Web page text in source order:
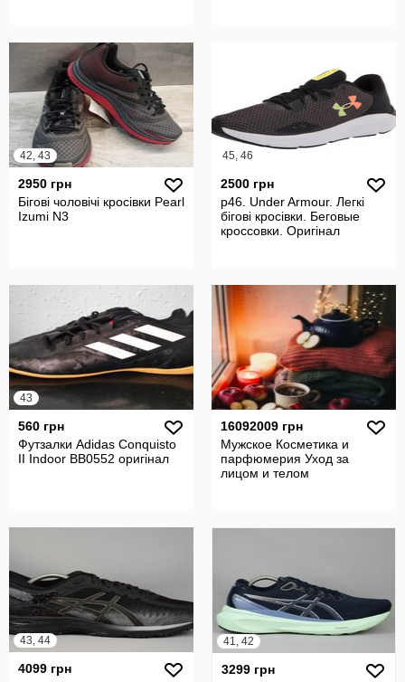
42, 43
2950 грн
Бігові чоловічі кросівки Pearl
Izumi N3
45, 46
2500 грн
р46. Under Armour. Легкі
бігові кросівки. Беговые
кроссовки. Оригінал
43
560 грн
Футзалки Adidas Conquisto
II Indoor BB0552 оригінал
16092009 грн
Мужское Косметика и
парфюмерия Уход за
лицом и телом
43, 44
4099 грн
41, 42
3299 грн